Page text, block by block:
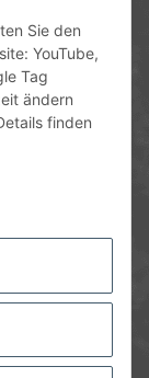
Sie den
YouTube,
Tag
ändern
finden
und ggf.